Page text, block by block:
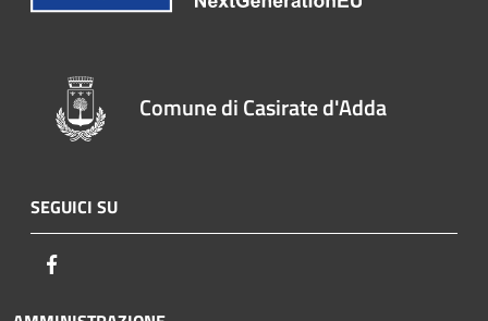
Comune di Casirate d'Adda
SEGUICI SU